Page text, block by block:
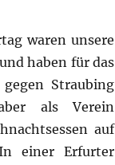
waren unsere
haben für das
Straubing
als Verein
auf
einer Erfurter